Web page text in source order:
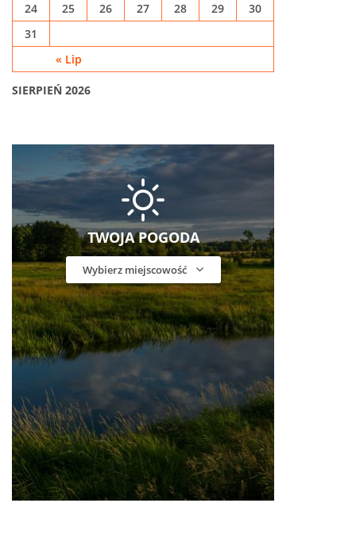
SIERPIEŃ 2026
« Lip
24
25 26 27 28 29
30
31
TWOJA POGODA
Wybierz miejscowość